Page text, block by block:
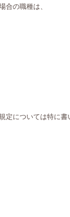
合の職種は、
定については特に書